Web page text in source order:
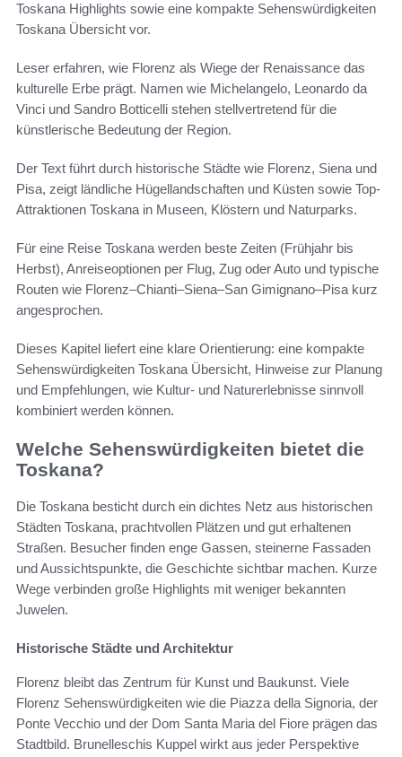
Toskana Highlights sowie eine kompakte Sehenswürdigkeiten
Toskana Übersicht vor.
Leser erfahren, wie Florenz als Wiege der Renaissance das
kulturelle Erbe prägt. Namen wie Michelangelo, Leonardo da
Vinci und Sandro Botticelli stehen stellvertretend für die
künstlerische Bedeutung der Region.
Der Text führt durch historische Städte wie Florenz, Siena und
Pisa, zeigt ländliche Hügellandschaften und Küsten sowie Top-
Attraktionen Toskana in Museen, Klöstern und Naturparks.
Für eine Reise Toskana werden beste Zeiten (Frühjahr bis
Herbst), Anreiseoptionen per Flug, Zug oder Auto und typische
Routen wie Florenz–Chianti–Siena–San Gimignano–Pisa kurz
angesprochen.
Dieses Kapitel liefert eine klare Orientierung: eine kompakte
Sehenswürdigkeiten Toskana Übersicht, Hinweise zur Planung
und Empfehlungen, wie Kultur- und Naturerlebnisse sinnvoll
kombiniert werden können.
Welche Sehenswürdigkeiten bietet die
Toskana?
Die Toskana besticht durch ein dichtes Netz aus historischen
Städten Toskana, prachtvollen Plätzen und gut erhaltenen
Straßen. Besucher finden enge Gassen, steinerne Fassaden
und Aussichtspunkte, die Geschichte sichtbar machen. Kurze
Wege verbinden große Highlights mit weniger bekannten
Juwelen.
Historische Städte und Architektur
Florenz bleibt das Zentrum für Kunst und Baukunst. Viele
Florenz Sehenswürdigkeiten wie die Piazza della Signoria, der
Ponte Vecchio und der Dom Santa Maria del Fiore prägen das
Stadtbild. Brunelleschis Kuppel wirkt aus jeder Perspektive